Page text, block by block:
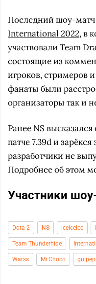
Последний шоу-матч
International 2022, в
участвовали Team
состоящие из
игроков, стримеров
фанаты были
организаторы так и
Ранее NS
патче 7.39d и зарёкся
разработчики не
Подробнее об этом
Участники
Dota 2 NS iceiceice
Team Thunderhide
Warss Mr.Choco